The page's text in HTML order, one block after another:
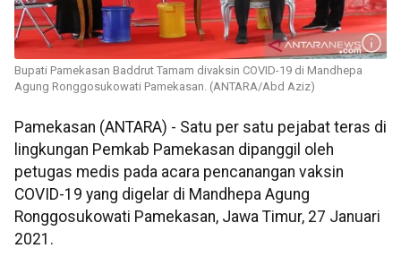
Bupati Pamekasan Baddrut Tamam divaksin COVID-19 di Mandhepa
Agung Ronggosukowati Pamekasan. (ANTARA/Abd Aziz)
Pamekasan (ANTARA) - Satu per satu pejabat teras di
lingkungan Pemkab Pamekasan dipanggil oleh
petugas medis pada acara pencanangan vaksin
COVID-19 yang digelar di Mandhepa Agung
Ronggosukowati Pamekasan, Jawa Timur, 27 Januari
2021.